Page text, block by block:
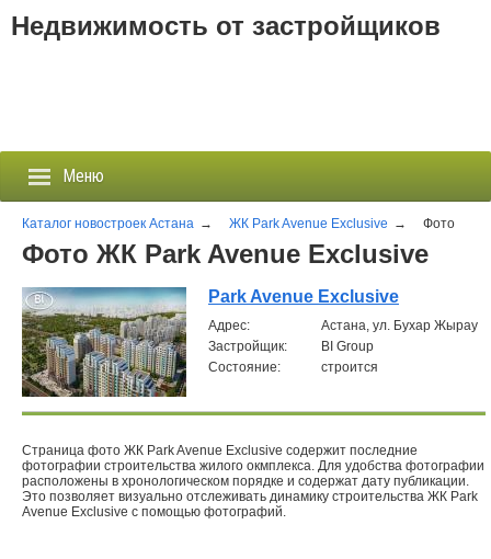
Недвижимость от застройщиков
Меню
Новостройки
Новости
Агентства
Каталог новостроек Астана → ЖК Park Avenue Exclusive → Фото
Фото ЖК Park Avenue Exclusive
Park Avenue Exclusive
Aдрес:
Астана, ул. Бухар Жырау
Застройщик:
BI Group
Состояние:
строится
Страница фото ЖК Park Avenue Exclusive содержит последние
фотографии строительства жилого окмплекса. Для удобства фотографии
расположены в хронологическом порядке и содержат дату публикации.
Это позволяет визуально отслеживать динамику строительства ЖК Park
Avenue Exclusive с помощью фотографий.